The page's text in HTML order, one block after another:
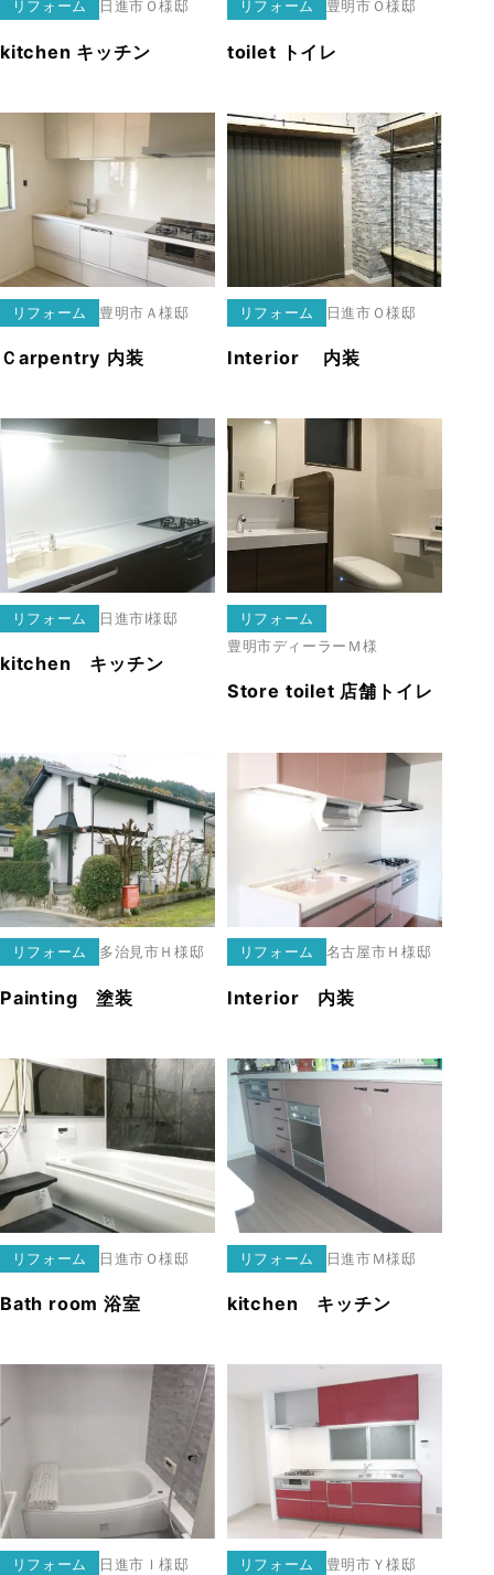
リフォーム 日進市 Ｏ様邸
kitchen キッチン
リフォーム 豊明市 Ｏ様邸
toilet トイレ
リフォーム 豊明市 Ａ様邸
Ｃarpentry 内装
リフォーム 日進市 Ｏ様邸
Interior 内装
リフォーム 日進市I様邸
kitchen キッチン
リフォーム
豊明市ディーラーＭ様
Store toilet 店舗トイレ
リフォーム 多治見市Ｈ様邸
Painting 塗装
リフォーム 名古屋市Ｈ様邸
Interior 内装
リフォーム 日進市 Ｏ様邸
Bath room 浴室
リフォーム 日進市Ｍ様邸
kitchen キッチン
リフォーム 日進市 Ｉ様邸 リフォーム 豊明市 Ｙ様邸